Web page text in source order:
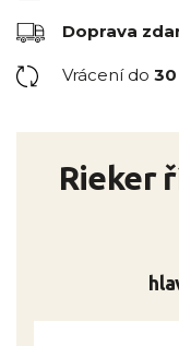
Doprava
Vrácení do
Rieker